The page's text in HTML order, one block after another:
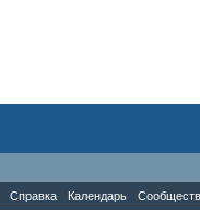
Справка Календарь